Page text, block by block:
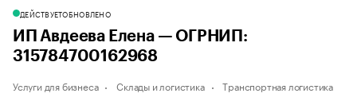
ДЕЙСТВУЕТОБНОВЛЕНО
ИП Авдеева Елена — ОГРНИП:
315784700162968
Услуги для бизнеса Склады и логистика Транспортная логистика